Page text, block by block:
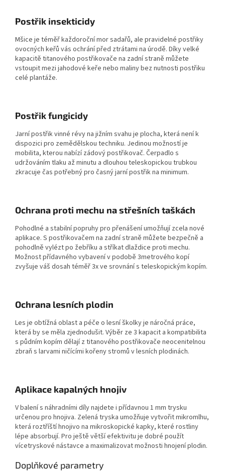
Postřik insekticidy
Mšice je téměř každoroční mor sadařů, ale pravidelné postřiky
ovocných keřů vás ochrání před ztrátami na úrodě. Díky velké
kapacitě titanového postřikovače na zadní straně můžete
vstoupit mezi jahodové keře nebo maliny bez nutnosti postřiku
celé plantáže.
Postřik fungicidy
Jarní postřik vinné révy na jižním svahu je plocha, která není k
dispozici pro zemědělskou techniku. Jedinou možností je
mobilita, kterou nabízí zádový postřikovač. Čerpadlo s
udržováním tlaku až minutu a dlouhou teleskopickou trubkou
zkracuje čas potřebný pro časný jarní postřik na minimum.
Ochrana proti mechu na střešních taškách
Pohodlné a stabilní popruhy pro přenášení umožňují zcela nové
aplikace. S postřikovačem na zadní straně můžete bezpečně a
pohodlně vylézt po žebříku a stříkat dlaždice proti mechu.
Možnost přídavného vybavení v podobě 3metrového kopí
zvyšuje váš dosah téměř 3x ve srovnání s teleskopickým kopím.
Ochrana lesních plodin
Les je obtížná oblast a péče o lesní školky je náročná práce,
která by se měla zjednodušit. Výběr ze 3 kapacit a kompatibilita
s půdním kopím dělají z titanového postřikovače neocenitelnou
zbraň s larvami ničícími kořeny stromů v lesních plodinách.
Aplikace kapalných hnojiv
V balení s náhradními díly najdete i přídavnou 1 mm trysku
určenou pro hnojiva. Zelená tryska umožňuje vytvořit mikromlhu,
která roztříští hnojivo na mikroskopické kapky, které rostliny
lépe absorbují. Pro ještě větší efektivitu je dobré použít
vícetryskové nástavce a maximalizovat možnosti hnojení plodin.
Doplňkové parametry